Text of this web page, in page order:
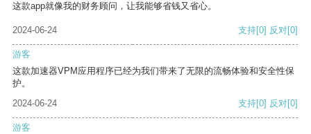
这款app就像我的财务顾问，让我能够省钱又省心。
2024-06-24 支持[0] 反对[0]
游客
这款加速器VPM应用程序已经为我们带来了无限的流畅体验和安全性保
护。
2024-06-24
支持[0] 反对[0]
游客